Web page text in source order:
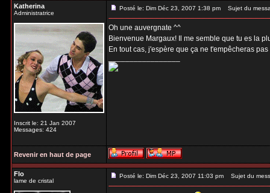
Katherina
Administratrice
Inscrit le: 21 Jan 2007
Messages: 424
Posté le: Dim Déc 23, 2007 1:38 pm Sujet du
Oh une auvergnate ^^
Bienvenue Margaux! Il me semble que tu es la
En tout cas, j'espère que ça ne t'empêcheras
_________________
Revenir en haut de page
Flo
lame de cristal
Posté le: Dim Déc 23, 2007 11:03 pm Sujet du